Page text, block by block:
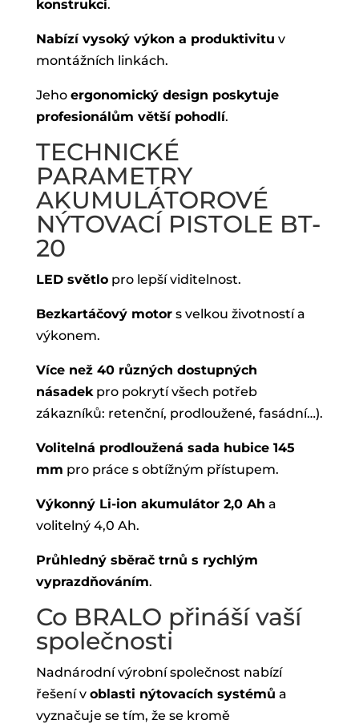
konstrukci.
Nabízí vysoký výkon a produktivitu v
montážních linkách.
Jeho ergonomický design poskytuje
profesionálům větší pohodlí.
TECHNICKÉ
PARAMETRY
AKUMULÁTOROVÉ
NÝTOVACÍ PISTOLE BT-
20
LED světlopro lepší viditelnost.
Bezkartáčový motors velkou životností a
výkonem.
Více než 40 různých dostupných
násadekpro pokrytí všech potřeb
zákazníků: retenční, prodloužené, fasádní…).
Volitelná prodloužená sada hubice 145
mm pro práce s obtížným přístupem.
Výkonný Li-ion akumulátor 2,0 Ah a
volitelný 4,0 Ah.
Průhledný sběrač trnů s rychlým
vyprazdňováním.
Co BRALO přináší vaší
společnosti
Nadnárodní výrobní společnost nabízí
řešení v oblasti nýtovacích systémů a
vyznačuje se tím, že se kromě